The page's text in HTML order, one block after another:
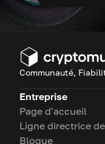
Communauté,
Entreprise
Page d'accueil
Ligne directrice
Blogue